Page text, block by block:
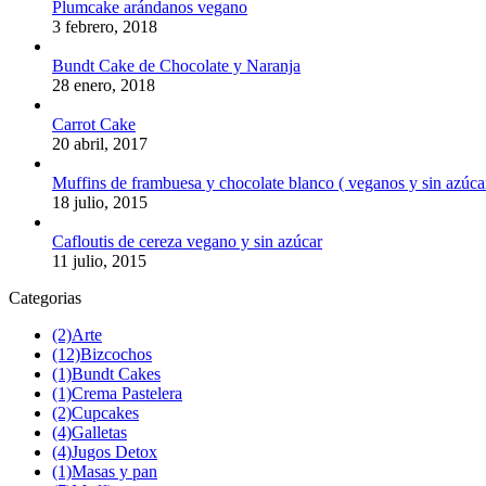
Plumcake arándanos vegano
3 febrero, 2018
Bundt Cake de Chocolate y Naranja
28 enero, 2018
Carrot Cake
20 abril, 2017
Muffins de frambuesa y chocolate blanco ( veganos y sin
18 julio, 2015
Cafloutis de cereza vegano y sin azúcar
11 julio, 2015
Categorias
(2)Arte
(12)Bizcochos
(1)Bundt Cakes
(1)Crema Pastelera
(2)Cupcakes
(4)Galletas
(4)Jugos Detox
(1)Masas y pan